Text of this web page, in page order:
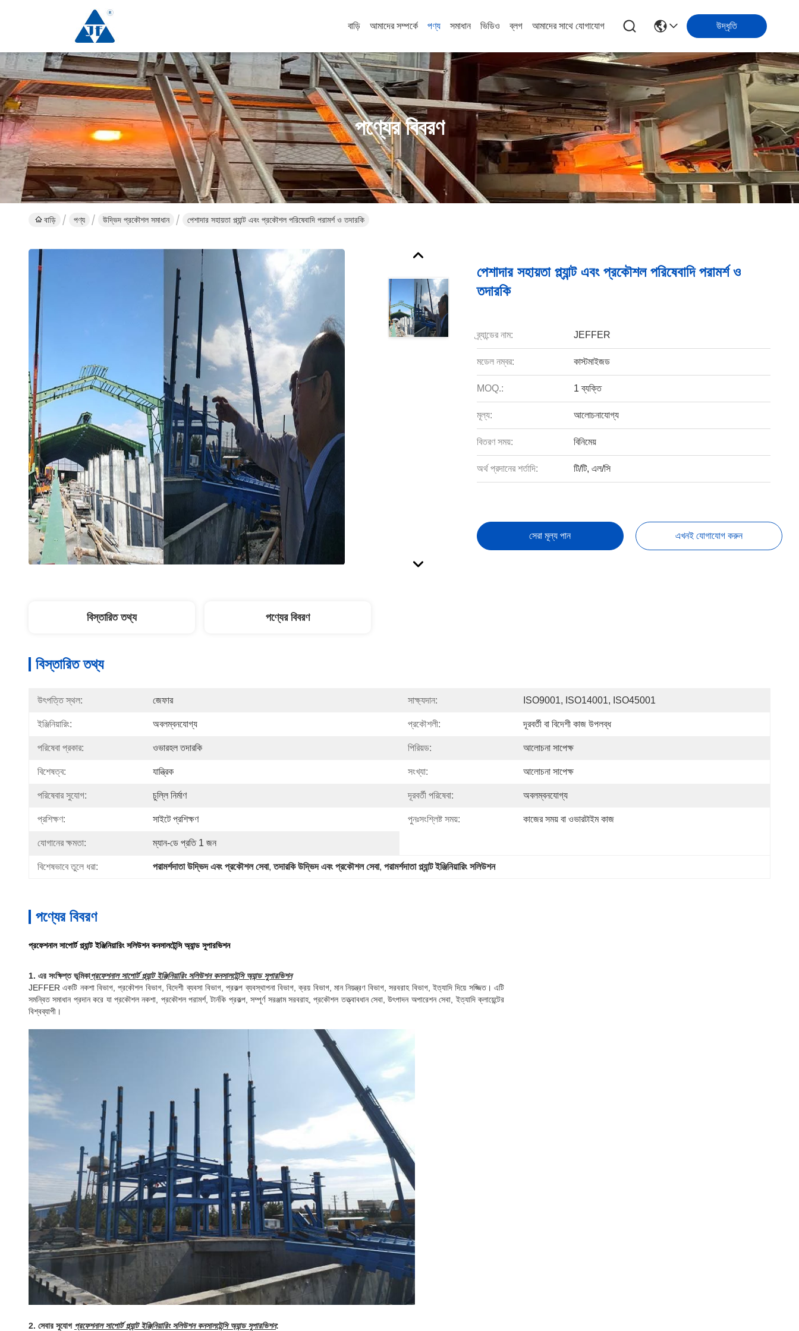
বাড়ি আমাদের সম্পর্কে পণ্য সমাধান ভিডিও ব্লগ আমাদের সাথে যোগাযোগ উদ্ধৃতি
পণ্যের বিবরণ
বাড়ি পণ্য উদ্ভিদ প্রকৌশল সমাধান পেশাদার সহায়তা প্ল্যান্ট এবং প্রকৌশল পরিষেবাদি পরামর্শ ও তদারকি
পেশাদার সহায়তা প্ল্যান্ট এবং প্রকৌশল পরিষেবাদি পরামর্শ ও
তদারকি
ব্র্যান্ডের নাম: JEFFER
মডেল নম্বর: কাস্টমাইজড
MOQ.: 1 ব্যক্তি
মূল্য: আলোচনাযোগ্য
বিতরণ সময়: বিনিমেয়
অর্থ প্রদানের শর্তাদি: টি/টি, এল/সি
সেরা মূল্য পান এখনই যোগাযোগ করুন
বিস্তারিত তথ্য পণ্যের বিবরণ
বিস্তারিত তথ্য
উৎপত্তি স্থল: জেফার সাক্ষ্যদান: ISO9001, ISO14001, ISO45001
ইঞ্জিনিয়ারিং: অবলম্বনযোগ্য প্রকৌশলী: দূরবর্তী বা বিদেশী কাজ উপলব্ধ
পরিষেবা প্রকার: ওভারহল তদারকি পিরিয়ড: আলোচনা সাপেক্ষ
বিশেষত্ব: যান্ত্রিক সংখ্যা: আলোচনা সাপেক্ষ
পরিষেবার সুযোগ: চুল্লি নির্মাণ দূরবর্তী পরিষেবা: অবলম্বনযোগ্য
প্রশিক্ষণ: সাইটে প্রশিক্ষণ পুনঃসংশ্লিষ্ট সময়: কাজের সময় বা ওভারটাইম কাজ
যোগানের ক্ষমতা: ম্যান-ডে প্রতি 1 জন
বিশেষভাবে তুলে ধরা: পরামর্শদাতা উদ্ভিদ এবং প্রকৌশল সেবা, তদারকি উদ্ভিদ এবং প্রকৌশল সেবা, পরামর্শদাতা প্ল্যান্ট ইঞ্জিনিয়ারিং সলিউশন
পণ্যের বিবরণ
প্রফেশনাল সাপোর্ট প্ল্যান্ট ইঞ্জিনিয়ারিং সলিউশন কনসালটেন্সি অ্যান্ড সুপারভিশন
1. এর সংক্ষিপ্ত ভূমিকাপ্রফেশনাল সাপোর্ট প্ল্যান্ট ইঞ্জিনিয়ারিং সলিউশন কনসালটেন্সি অ্যান্ড সুপারভিশন
JEFFER একটি নকশা বিভাগ, প্রকৌশল বিভাগ, বিদেশী ব্যবসা বিভাগ, প্রকল্প ব্যবস্থাপনা বিভাগ, ক্রয় বিভাগ, মান নিয়ন্ত্রণ বিভাগ, সরবরাহ বিভাগ, ইত্যাদি দিয়ে সজ্জিত। এটি
সমন্বিত সমাধান প্রদান করে যা প্রকৌশল নকশা, প্রকৌশল পরামর্শ, টার্নকি প্রকল্প, সম্পূর্ণ সরঞ্জাম সরবরাহ, প্রকৌশল তত্ত্বাবধান সেবা, উৎপাদন অপারেশন সেবা, ইত্যাদি ক্লায়েন্টের
বিশ্বব্যাপী।
2. সেবার সুযোগ প্রফেশনাল সাপোর্ট প্ল্যান্ট ইঞ্জিনিয়ারিং সলিউশন কনসালটেন্সি অ্যান্ড সুপারভিশন: